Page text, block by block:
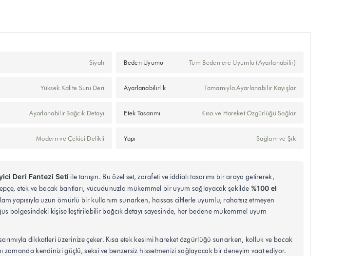
Siyah Beden Uyumu Tüm Bedenlere Uyumlu (Ayarlanabilir)
Yüksek Kalite Suni Deri Ayarlanabilirlik Tamamıyla Ayarlanabilir Kayışlar
Ayarlanabilir Bağcık Detayı Etek Tasarımı Kısa ve Hareket Özgürlüğü Sağlar
Modern ve Çekici Delikli Yapı Sağlam ve Şık
Deri Fantezi Seti ile tanışın. Bu özel set, zarafeti ve iddialı tasarımı bir araya getirerek,
etek ve bacak bantları, vücudunuzla mükemmel bir uyum sağlayacak şekilde %100 el
yapısıyla uzun ömürlü bir kullanım sunarken, hassas ciltlerle uyumlu, rahatsız etmeyen
bölgesindeki kişiselleştirilebilir bağcık detayı sayesinde, her bedene mükemmel uyum
dikkatleri üzerinize çeker. Kısa etek kesimi hareket özgürlüğü sunarken, kolluk ve bacak
zamanda kendinizi güçlü, seksi ve benzersiz hissetmenizi sağlayacak bir deneyim vaat ediyor.